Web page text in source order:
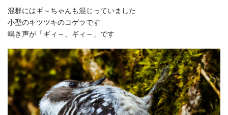
混群にはギ～ちゃんも混じっていました
小型のキツツキのコゲラです
鳴き声が「ギィ～、ギィ～」です